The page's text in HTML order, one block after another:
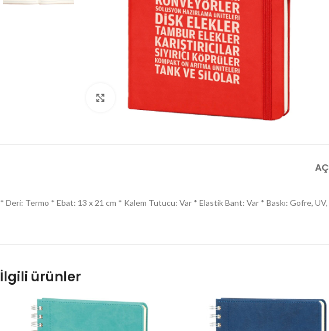
Click to enlarge
* Deri: Termo * Ebat: 13 x 21 cm * Kalem Tutucu: Var * Elastik Bant: Var * Baskı: Gofre,
İlgili ürünler